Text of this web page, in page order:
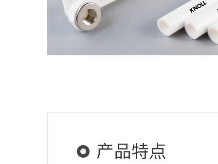
产品特点